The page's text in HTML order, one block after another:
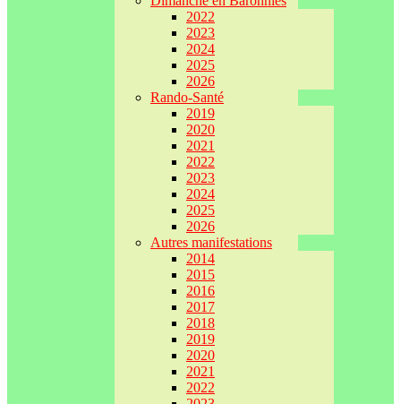
2022
2023
2024
2025
2026
Rando-Santé
2019
2020
2021
2022
2023
2024
2025
2026
Autres manifestations
2014
2015
2016
2017
2018
2019
2020
2021
2022